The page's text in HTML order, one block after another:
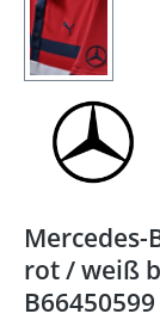
rot / weiß
B66450599